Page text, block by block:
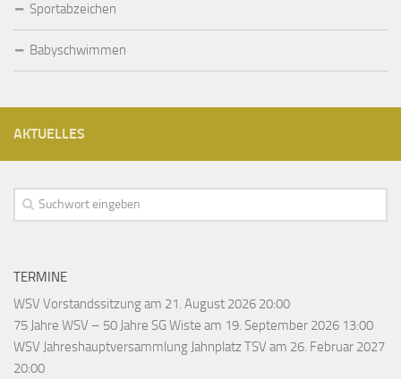
Sportabzeichen
Babyschwimmen
AKTUELLES
TERMINE
WSV Vorstandssitzungam 21. August 2026 20:00
75 Jahre WSV – 50 Jahre SG Wiste am 19. September 2026 13:00
WSV Jahreshauptversammlung Jahnplatz TSV am 26. Februar 2027
20:00